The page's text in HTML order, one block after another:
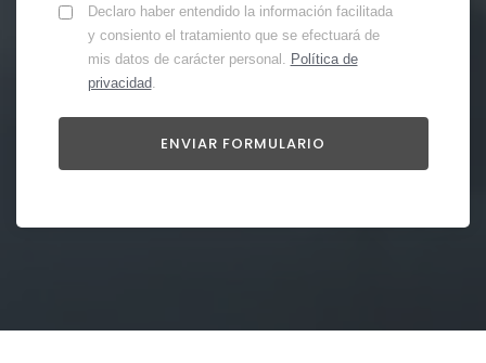
Declaro haber entendido la información facilitada
y consiento el tratamiento que se efectuará de
mis datos de carácter personal. Política de
privacidad.